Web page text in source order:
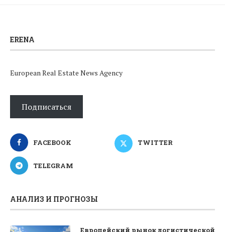
ERENA
European Real Estate News Agency
Подписаться
FACEBOOK TWITTER
TELEGRAM
АНАЛИЗ И ПРОГНОЗЫ
Европейский рынок логистической